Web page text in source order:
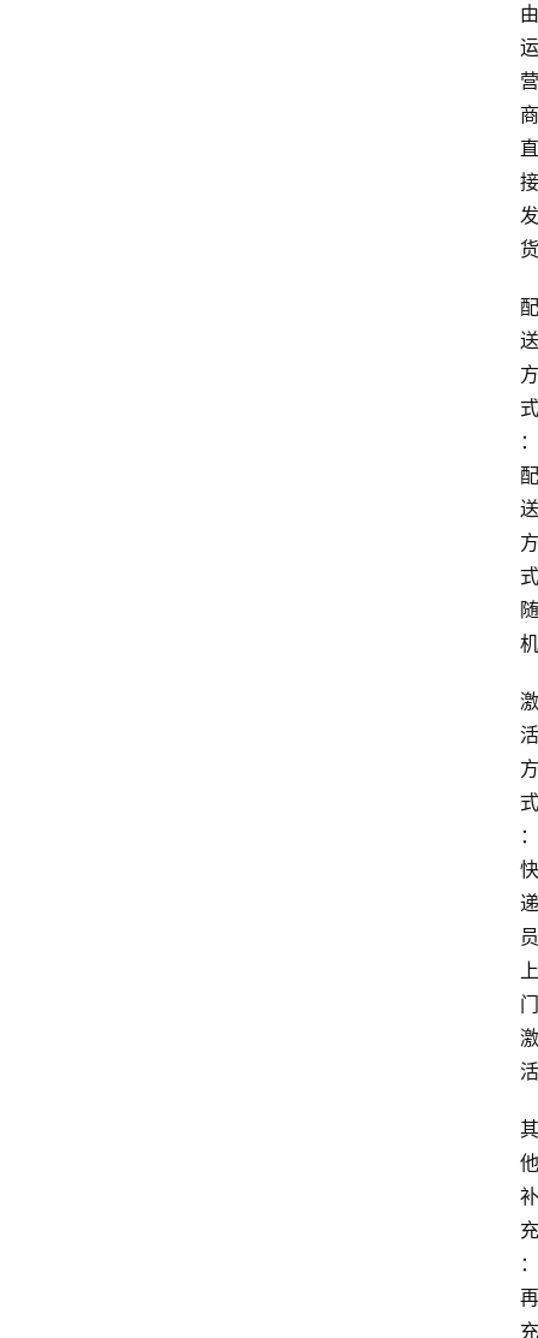
由
运
营
商
直
接
发
货
配
送
方
式
：
配
送
方
式
随
机
激
活
方
式
：
快
递
员
上
门
激
活
其
他
补
充
：
再
充